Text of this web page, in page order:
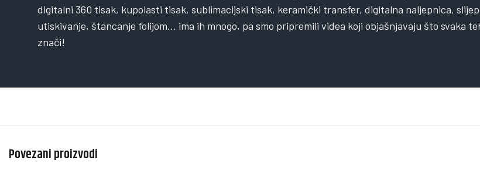
digitalni 360 tisak, kupolasti tisak, sublimacijski tisak, keramički transfer, digitalna naljepnica,
utiskivanje, štancanje folijom… ima ih mnogo, pa smo pripremili videa koji objašnjavaju što svaka
znači!
Povezani proizvodi